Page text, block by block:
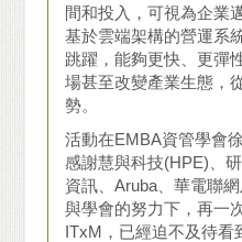
間和投入，可視為企業
基於雲端架構的營運系
跳躍，能夠更快、更彈
場甚至改變產業生態，
勢。
活動在EMBA資管學會
感謝慧與科技(HPE)、
資訊、Aruba、華電聯
與學會的努力下，再一
ITxM，已經迫不及待看